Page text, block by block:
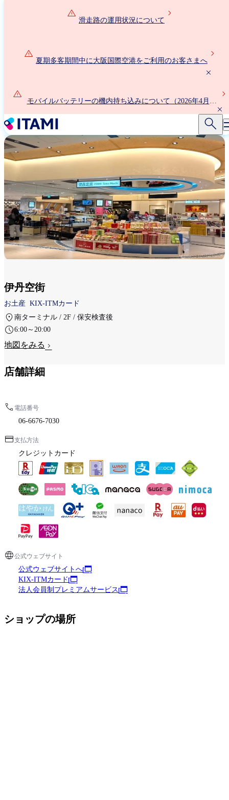
動
滑走路の運用状況について
夏期多客期間中に大阪国際空港をご利用のお客さまへ
モバイルバッテリーの機内持ち込みについて（2026年4月24
伊丹空街
お土産 KIX-ITMカード
南ターミナル / 2F / 保安検査後
6:00～20:00
地図をみる
店舗詳細
電話番号
06-6676-7030
支払方法
クレジットカード
公式ウェブサイト
公式ウェブサイトへ
KIX-ITMカード
法人会員制プレミアムサービス
ショップの場所